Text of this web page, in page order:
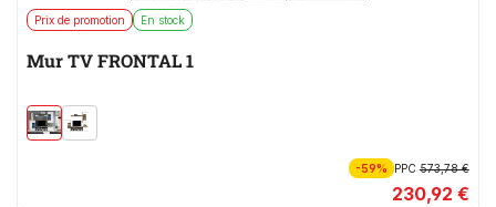
Prix de promotion En stock
Mur TV FRONTAL 1
-59% PPC573,78 €
230,92 €